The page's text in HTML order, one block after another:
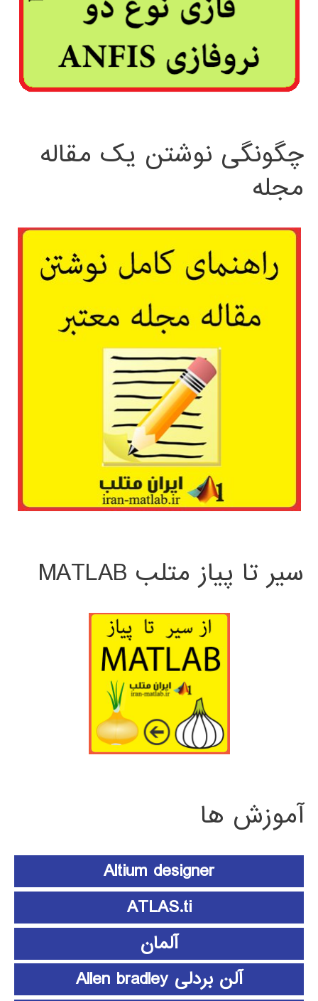
چگونگی نوشتن یک مقاله
مجله
سیر تا پیاز متلب MATLAB
آموزش ها
Altium designer
ATLAS.ti
آلمان
آلن بردلی Allen bradley